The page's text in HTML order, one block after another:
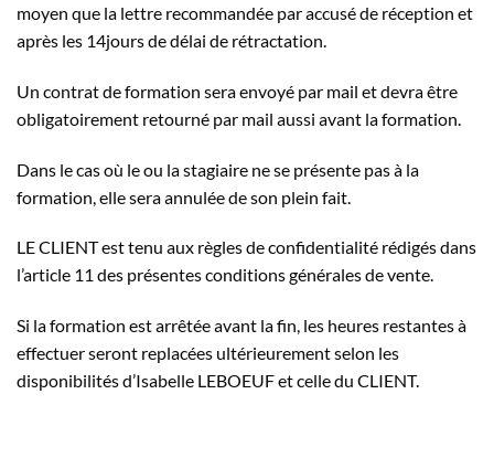
moyen que la lettre recommandée par accusé de réception et
après les 14jours de délai de rétractation.
Un contrat de formation sera envoyé par mail et devra être
obligatoirement retourné par mail aussi avant la formation.
Dans le cas où le ou la stagiaire ne se présente pas à la
formation, elle sera annulée de son plein fait.
LE CLIENT est tenu aux règles de confidentialité rédigés dans
l’article 11 des présentes conditions générales de vente.
Si la formation est arrêtée avant la fin, les heures restantes à
effectuer seront replacées ultérieurement selon les
disponibilités d’Isabelle LEBOEUF et celle du CLIENT.